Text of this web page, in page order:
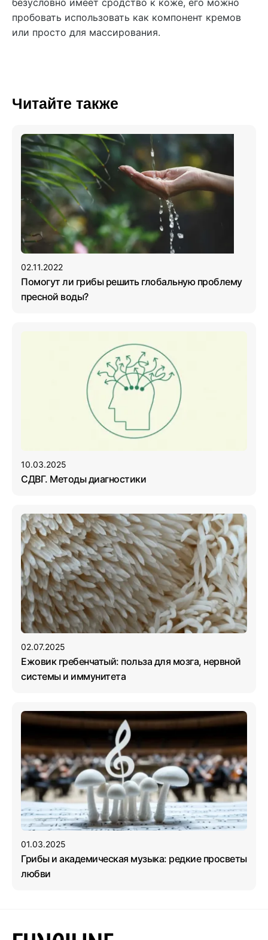
безусловно имеет сродство к коже, его можно
пробовать использовать как компонент кремов
или просто для массирования.
Читайте также
02.11.2022
Помогут ли грибы решить глобальную проблему
пресной воды?
10.03.2025
СДВГ. Методы диагностики
02.07.2025
Ежовик гребенчатый: польза для мозга, нервной
системы и иммунитета
01.03.2025
Грибы и академическая музыка: редкие просветы
любви